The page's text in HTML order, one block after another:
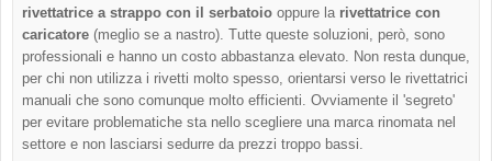
rivettatrice a strappo con il serbatoio oppure la rivettatrice con
caricatore (meglio se a nastro). Tutte queste soluzioni, però, sono
professionali e hanno un costo abbastanza elevato. Non resta dunque,
per chi non utilizza i rivetti molto spesso, orientarsi verso le rivettatrici
manuali che sono comunque molto efficienti. Ovviamente il 'segreto'
per evitare problematiche sta nello scegliere una marca rinomata nel
settore e non lasciarsi sedurre da prezzi troppo bassi.